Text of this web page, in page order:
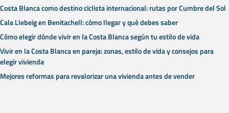
Costa Blanca como destino ciclista internacional: rutas por Cumbre del Sol
Cala Llebeig en Benitachell: cómo llegar y qué debes saber
Cómo elegir dónde vivir en la Costa Blanca según tu estilo de vida
Vivir en la Costa Blanca en pareja: zonas, estilo de vida y consejos para
elegir vivienda
Mejores reformas para revalorizar una vivienda antes de vender